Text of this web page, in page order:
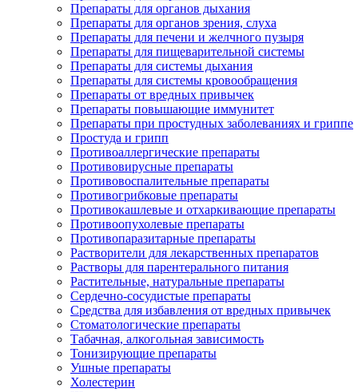
Препараты для органов дыхания
Препараты для органов зрения, слуха
Препараты для печени и желчного пузыря
Препараты для пищеварительной системы
Препараты для системы дыхания
Препараты для системы кровообращения
Препараты от вредных привычек
Препараты повышающие иммунитет
Препараты при простудных заболеваниях и гриппе
Простуда и грипп
Противоаллергические препараты
Противовирусные препараты
Противовоспалительные препараты
Противогрибковые препараты
Противокашлевые и отхаркивающие препараты
Противоопухолевые препараты
Противопаразитарные препараты
Растворители для лекарственных препаратов
Растворы для парентерального питания
Растительные, натуральные препараты
Сердечно-сосудистые препараты
Средства для избавления от вредных привычек
Стоматологические препараты
Табачная, алкогольная зависимость
Тонизирующие препараты
Ушные препараты
Холестерин